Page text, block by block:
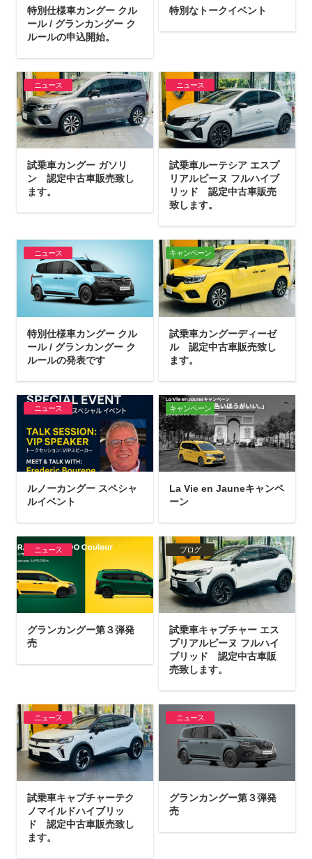
特別仕様車カングー クル
ール / グランカングー ク
ルールの申込開始。
特別なトークイベント
ニュース
試乗車カングー ガソリ
ン 認定中古車販売致し
ます。
ニュース
試乗車ルーテシア エスプ
リアルピーヌ フルハイブ
リッド 認定中古車販売
致します。
ニュース
特別仕様車カングー クル
ール / グランカングー ク
ルールの発表です
キャンペーン
試乗車カングーディーゼ
ル 認定中古車販売致し
ます。
ニュース
ルノーカングー スペシャ
ルイベント
キャンペーン
La Vie en Jauneキャンペ
ーン
ニュース
グランカングー第３弾発
売
ブログ
試乗車キャプチャー エス
プリアルピーヌ フルハイ
ブリッド 認定中古車販
売致します。
ニュース
試乗車キャプチャーテク
ノマイルドハイブリッ
ド 認定中古車販売致し
ます。
ニュース
グランカングー第３弾発
売